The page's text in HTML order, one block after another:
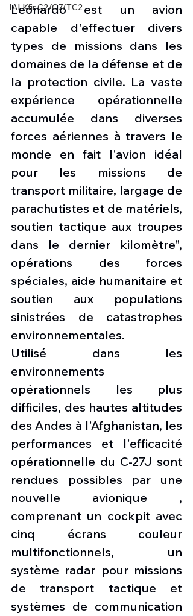
IAI Kfir C2/C7/TC2
Leonardo est un avion
capable d'effectuer divers
types de missions dans les
domaines de la défense et de
la protection civile. La vaste
expérience opérationnelle
accumulée dans diverses
forces aériennes à travers le
monde en fait l'avion idéal
pour les missions de
transport militaire, largage de
parachutistes et de matériels,
soutien tactique aux troupes
dans le dernier kilomètre",
opérations des forces
spéciales, aide humanitaire et
soutien aux populations
sinistrées de catastrophes
environnementales.
Utilisé dans les
environnements
opérationnels les plus
difficiles, des hautes altitudes
des Andes à l'Afghanistan, les
performances et l'efficacité
opérationnelle du C-27J sont
rendues possibles par une
nouvelle avionique ,
comprenant un cockpit avec
cinq écrans couleur
multifonctionnels, un
système radar pour missions
de transport tactique et
systèmes de communication